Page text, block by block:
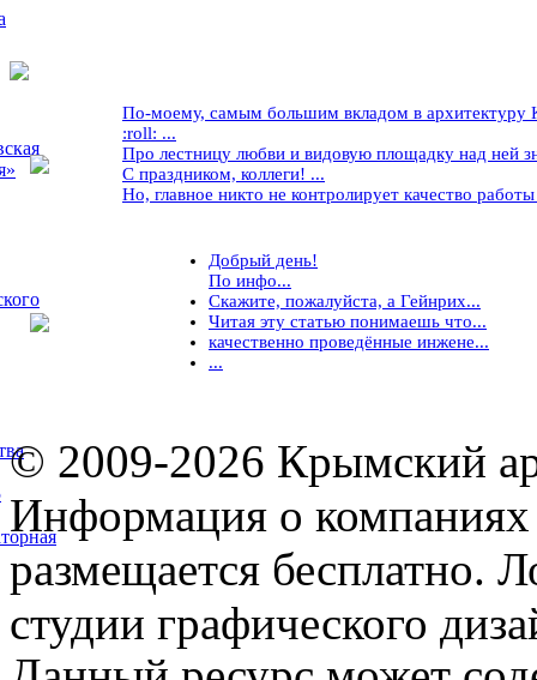
По-моему, самым большим вкладом в архитектуру
:roll: ...
Про лестницу любви и видовую площадку над ней
С праздником, коллеги! ...
Но, главное никто не контролирует качество
Добрый день!
По инфо...
Скажите, пожалуйста, а Гейнрих...
Читая эту статью понимаешь что...
качественно проведённые инжене...
...
© 2009-2026 Крымский
Информация о компаниях
размещается бесплатно.
студии графического